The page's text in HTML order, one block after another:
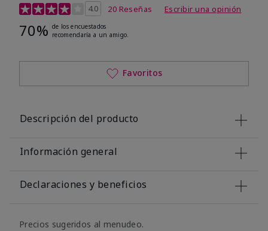
Calificación de clientes de 3,7 de 5
4.0 20 Reseñas Escribir una opinión
70% de los encuestados
recomendaría a un amigo.
Favoritos
Descripción del producto
Información general
Declaraciones y beneficios
Precios sugeridos al menudeo.